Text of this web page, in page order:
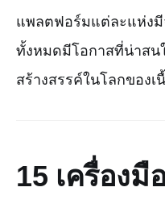
แพลตฟอร์มแต่ละแห่ง
ทั้งหมดมีโอกาสที่น่าสน
สร้างสรรค์ในโลกของเ
15 เครื่องมื